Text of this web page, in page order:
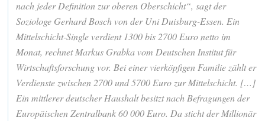
nach jeder Definition zur oberen Oberschicht“, sagt der
Soziologe Gerhard Bosch von der Uni Duisburg-Essen. Ein
Mittelschicht-Single verdient 1300bis 2700 Euro netto im
Monat, rechnet Markus Grabka vom Deutschen Institut für
Wirtschaftsforschung vor. Bei einer vierköpfigen Familie zählt er
Verdienste zwischen 2700und5700 Euro zur Mittelschicht. […]
Ein mittlerer deutscher Haushalt besitzt nach Befragungen der
Europäischen Zentralbank60 000 Euro. Da sticht der Millionär